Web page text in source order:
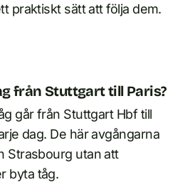
praktiskt sätt att följa dem.
från Stuttgart till Paris?
går från Stuttgart Hbf till
dag. De här avgångarna
Strasbourg utan att
byta tåg.